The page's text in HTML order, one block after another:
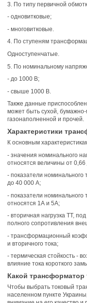
3. По типу первичной
- одновитковые;
- многовитковые.
4. По ступеням
Одноступенчатые.
5. По номинальному
- до 1000 В;
- свыше 1000 В.
Также данные
может быть сухой,
газонаполненной и прочей.
Характеристики
К основным
- значения номинального
относятся величины от 0,66
- показатели
до 40 000 А;
- показатели номинального
относятся 1А и 5А;
- вторичная нагрузка ТТ,
полного сопротивления
- трансформационный
и вторичного тока;
- термическая стойкость -
влияние тока короткого
Какой трансформатор
Чтобы выбрать токовый
населенном пункте